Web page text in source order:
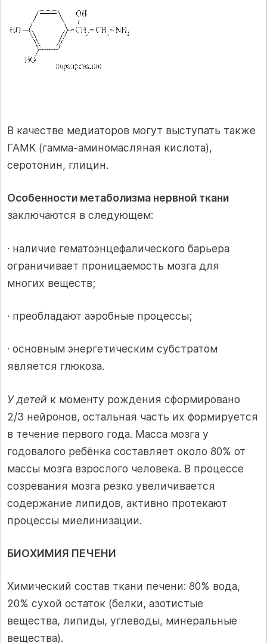
В качестве медиаторов могут выступать также
ГАМК (гамма-аминомасляная кислота),
серотонин, глицин.
Особенности метаболизма нервной ткани
заключаются в следующем:
· наличие гематоэнцефалического барьера
ограничивает проницаемость мозга для
многих веществ;
· преобладают аэробные процессы;
· основным энергетическим субстратом
является глюкоза.
У детей к моменту рождения сформировано
2/3 нейронов, остальная часть их формируется
в течение первого года. Масса мозга у
годовалого ребёнка составляет около 80% от
массы мозга взрослого человека. В процессе
созревания мозга резко увеличивается
содержание липидов, активно протекают
процессы миелинизации.
БИОХИМИЯ ПЕЧЕНИ
Химический состав ткани печени: 80% вода,
20% сухой остаток (белки, азотистые
вещества, липиды, углеводы, минеральные
вещества).